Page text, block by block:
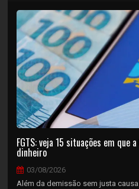
FGTS: veja 15 situações em que
dinheiro
03/08/2026
Além da demissão sem justa